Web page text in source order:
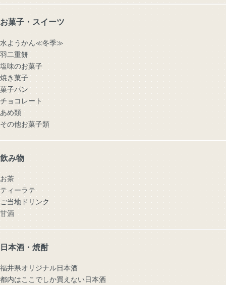
お菓子・スイーツ
水ようかん≪冬季≫
羽二重餅
塩味のお菓子
焼き菓子
菓子パン
チョコレート
あめ類
その他お菓子類
飲み物
お茶
ティーラテ
ご当地ドリンク
甘酒
日本酒・焼酎
福井県オリジナル日本酒
都内はここでしか買えない日本酒